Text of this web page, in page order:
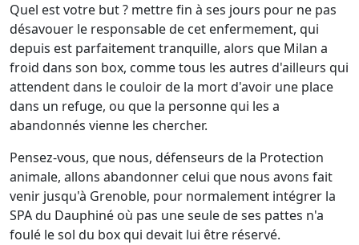
Quel est votre but ? mettre fin à ses jours pour ne pas
désavouer le responsable de cet enfermement, qui
depuis est parfaitement tranquille, alors que Milan a
froid dans son box, comme tous les autres d'ailleurs qui
attendent dans le couloir de la mort d'avoir une place
dans un refuge, ou que la personne qui les a
abandonnés vienne les chercher.
Pensez-vous, que nous, défenseurs de la Protection
animale, allons abandonner celui que nous avons fait
venir jusqu'à Grenoble, pour normalement intégrer la
SPA du Dauphiné où pas une seule de ses pattes n'a
foulé le sol du box qui devait lui être réservé.